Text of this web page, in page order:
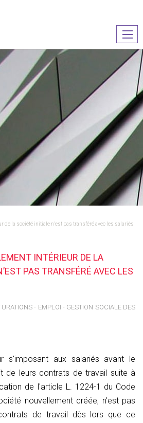
le
de la société initiale n’est pas transféré avec les salariés
INTÉRIEUR DE LA
PAS TRANSFÉRÉ AVEC LES
- EMPLOI - GESTION SOCIALE DES
s'imposant aux salariés avant le
de leurs contrats de travail suite à
de l'article L. 1224-1 du Code
nouvellement créée, n’est pas
de travail dès lors que ce